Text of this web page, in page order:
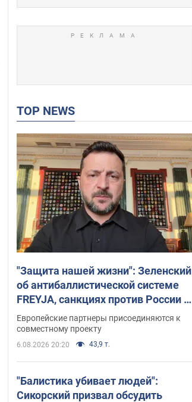
TOP NEWS
"Защита нашей жизни": Зеленский
об антибаллистической системе
FREYJA, санкциях против России и
поддержке аграриев. Видео
Европейские партнеры присоединяются к
совместному проекту
6.08.2026 20:20 43,9 т.
"Балистика убивает людей":
Сикорский призвал обсудить